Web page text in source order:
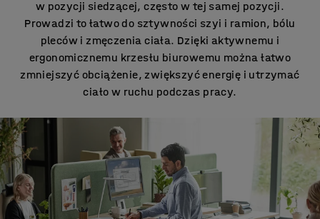
w pozycji siedzącej, często w tej samej pozycji.
Prowadzi to łatwo do sztywności szyi i ramion, bólu
pleców i zmęczenia ciała. Dzięki aktywnemu i
ergonomicznemu krzesłu biurowemu można łatwo
zmniejszyć obciążenie, zwiększyć energię i utrzymać
ciało w ruchu podczas pracy.